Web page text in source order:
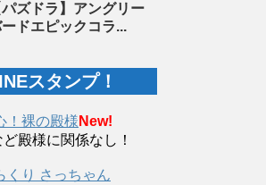
パズドラ】アングリー
ドエピックコラ...
スタンプ！
！裸の殿様 New!
殿様に関係なし！
くり さっちゃん